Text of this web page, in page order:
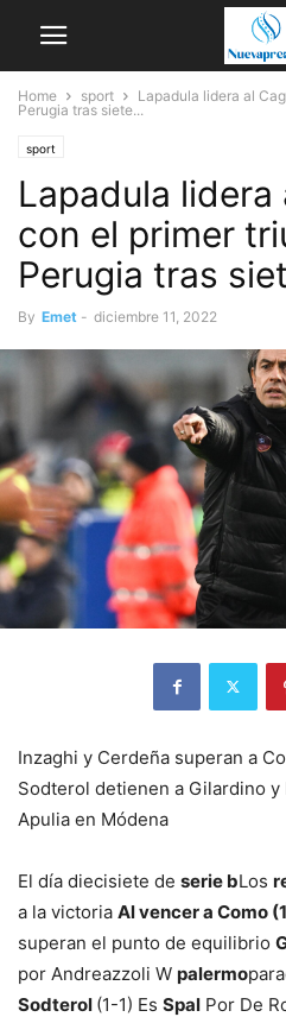
Home sport
Lapadula lidera al
Perugia tras siete...
sport
Lapadula lidera
con el primer
Perugia tras
By Emet - diciembre 11, 2022
Inzaghi y Cerdeña superan a
Sodterol detienen a Gilardino
Apulia en Módena
El día diecisiete de serie bLos
a la victoria Al vencer a Como
superan el punto de equilibrio
por Andreazzoli W palermo
Sodterol (1-1) Es Spal Por De